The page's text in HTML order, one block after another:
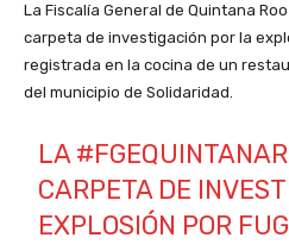
La Fiscalía General de Quintana
carpeta de investigación por la
registrada en la cocina de un
del municipio de Solidaridad.
LA
CARPETA DE
EXPLOSIÓN POR